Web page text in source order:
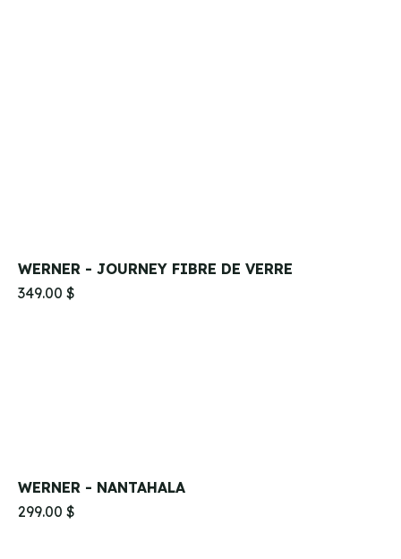
WERNER - JOURNEY FIBRE DE VERRE
349.00 $
WERNER - NANTAHALA
299.00 $